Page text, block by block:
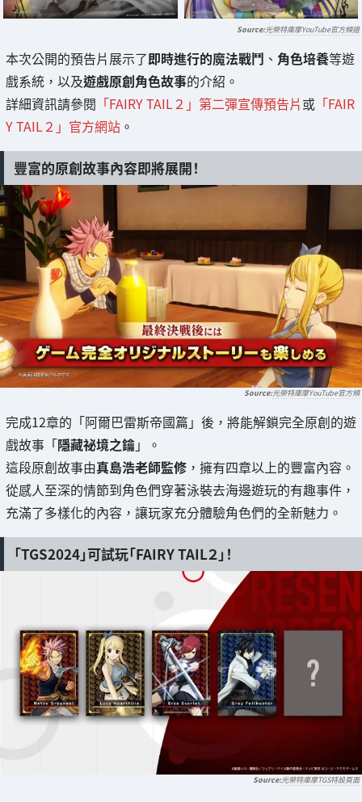
光榮特庫摩YouTube官方頻道
本次公開的預告片展示了即時進行的魔法戰鬥 、 角色培養等遊
戲系統，以及遊戲原創角色故事的介紹。
詳細資訊請參閱 「FAIRY TAIL２」第二彈宣傳預告片或 「FAIR
Y TAIL２」官方網站 。
豐富的原創故事內容即將展開！
光榮特庫摩YouTube官方頻
完成12章的「阿爾巴雷斯帝國篇」後，將能解鎖完全原創的遊
戲故事「隱藏祕境之鑰」。
這段原創故事由真島浩老師監修 ，擁有四章以上的豐富內容。
從感人至深的情節到角色們穿著泳裝去海邊遊玩的有趣事件，
充滿了多樣化的內容，讓玩家充分體驗角色們的全新魅力。
「TGS2024」可試玩「FAIRY TAIL２」！
光榮特庫摩TGS特設頁面